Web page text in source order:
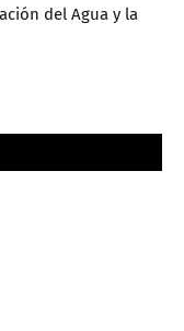
del Agua y la